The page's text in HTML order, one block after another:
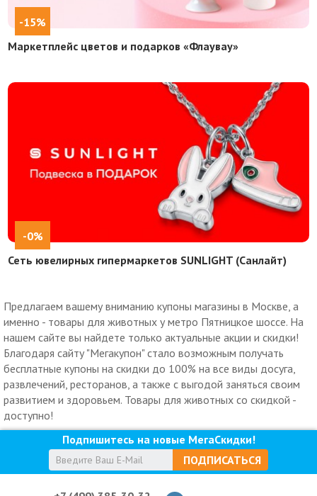
-15%
Маркетплейс цветов и подарков «Флаувау»
-0%
Сеть ювелирных гипермаркетов SUNLIGHT (Санлайт)
Предлагаем вашему вниманию купоны магазины в Москве, а
именно - товары для животных у метро Пятницкое шоссе. На
нашем сайте вы найдете только актуальные акции и скидки!
Благодаря сайту "Мегакупон" стало возможным получать
бесплатные купоны на скидки до 100% на все виды досуга,
развлечений, ресторанов, а также с выгодой заняться своим
развитием и здоровьем. Товары для животных со скидкой -
доступно!
Подпишитесь на новые МегаСкидки!
ПОДПИСАТЬСЯ